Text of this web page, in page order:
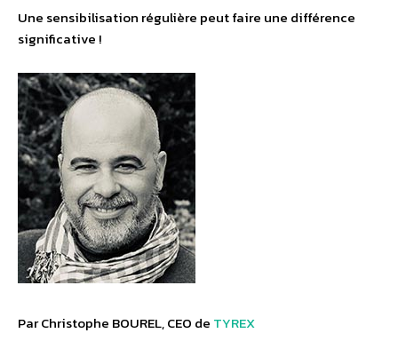
Une sensibilisation régulière peut faire une différence
significative !
Par Christophe BOUREL, CEO de TYREX